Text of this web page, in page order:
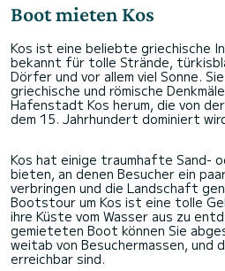
Boot mieten Kos
Kos ist eine beliebte griechische
bekannt für tolle Strände,
Dörfer und vor allem viel Sonne.
griechische und römische
Hafenstadt Kos herum, die von
dem 15. Jahrhundert dominiert
Kos hat einige traumhafte Sand-
bieten, an denen Besucher ein
verbringen und die Landschaft
Bootstour um Kos ist eine tolle
ihre Küste vom Wasser aus zu
gemieteten Boot können Sie
weitab von Besuchermassen, und
erreichbar sind.